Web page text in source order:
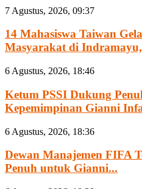
7 Agustus, 2026, 09:37
14 Mahasiswa Taiwan
Masyarakat di
6 Agustus, 2026, 18:46
Ketum PSSI Dukung
Kepemimpinan Gianni
6 Agustus, 2026, 18:36
Dewan Manajemen FIFA
Penuh untuk Gianni...